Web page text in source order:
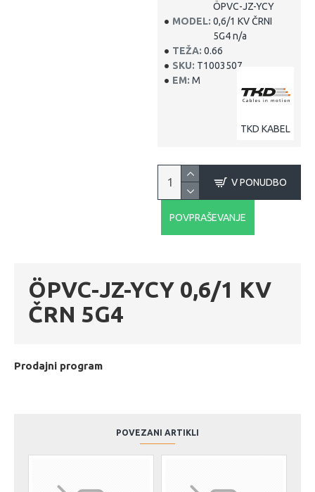
MODEL:
ÖPVC-JZ-YCY
0,6/1 KV ČRNI
5G4 n/a
TEŽA: 0.66
SKU: T1003507
EM: M
TKD KABEL
V PONUDBO
POVPRAŠEVANJE
ÖPVC-JZ-YCY 0,6/1 KV
ČRN 5G4
Prodajni program
POVEZANI ARTIKLI